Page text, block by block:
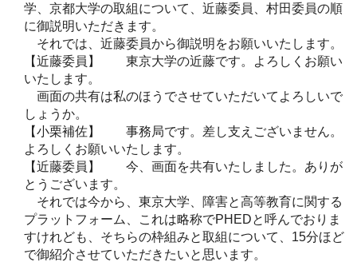
学、京都大学の取組について、近藤委員、村田委員の順
に御説明いただきます。
それでは、近藤委員から御説明をお願いいたします。
【近藤委員】 東京大学の近藤です。よろしくお願い
いたします。
画面の共有は私のほうでさせていただいてよろしいで
しょうか。
【小栗補佐】 事務局です。差し支えございません。
よろしくお願いいたします。
【近藤委員】 今、画面を共有いたしました。ありが
とうございます。
それでは今から、東京大学、障害と高等教育に関する
プラットフォーム、これは略称でPHEDと呼んでおりま
すけれども、そちらの枠組みと取組について、15分ほど
で御紹介させていただきたいと思います。